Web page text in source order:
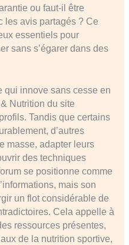
ou faut-il être
les avis partagés ? Ce
essentiels pour
sans s’égarer dans des
qui innove sans cesse en
Nutrition du site
Tandis que certains
d’autres
masse, adapter leurs
des techniques
se positionne comme
mais son
un flot considérable de
Cela appelle à
ressources présentes,
de la nutrition sportive,